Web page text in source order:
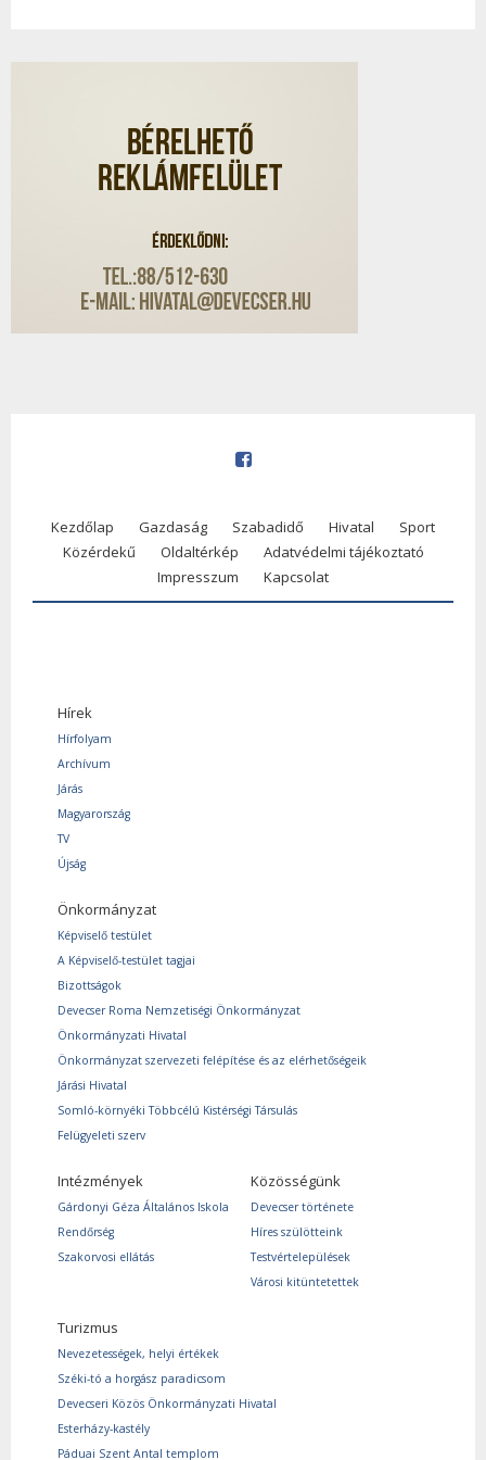
Kezdőlap Gazdaság Szabadidő Hivatal
Sport
Közérdekű
Oldaltérkép
Adatvédelmi tájékoztató
Impresszum
Kapcsolat
Hírek
Hírfolyam
Archívum
Járás
Magyarország
TV
Újság
Önkormányzat
Képviselő testület
A Képviselő-testület tagjai
Bizottságok
Devecser Roma Nemzetiségi Önkormányzat
Önkormányzati Hivatal
Önkormányzat szervezeti felépítése és az elérhetőségeik
Járási Hivatal
Somló-környéki Többcélú Kistérségi Társulás
Felügyeleti szerv
Intézmények
Gárdonyi Géza Általános Iskola
Rendőrség
Szakorvosi ellátás
Közösségünk
Devecser története
Híres szülötteink
Testvértelepülések
Városi kitüntetettek
Turizmus
Nevezetességek, helyi értékek
Széki-tó a horgász paradicsom
Devecseri Közös Önkormányzati Hivatal
Esterházy-kastély
Páduai Szent Antal templom